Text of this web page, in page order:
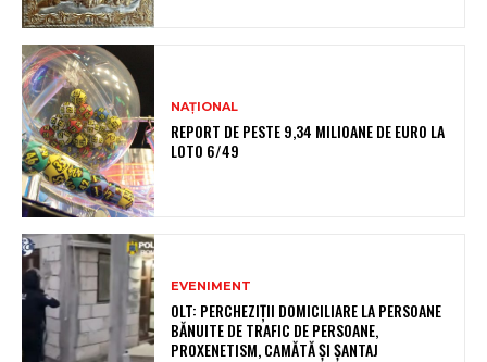
NAȚIONAL
REPORT DE PESTE 9,34 MILIOANE DE EURO LA
LOTO 6/49
EVENIMENT
OLT: PERCHEZIŢII DOMICILIARE LA PERSOANE
BĂNUITE DE TRAFIC DE PERSOANE,
PROXENETISM, CAMĂTĂ ŞI ŞANTAJ